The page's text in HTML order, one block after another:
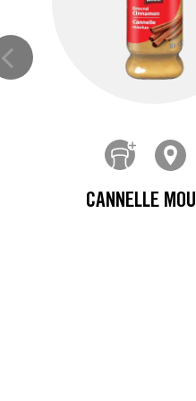
CANNELLE